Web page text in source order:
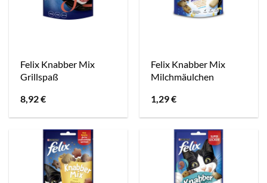
Felix Knabber Mix
Grillspaß
8,92€
Felix Knabber Mix
Milchmäulchen
1,29€